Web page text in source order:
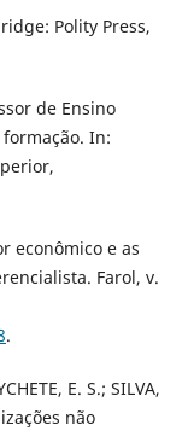
Polity Press,
de Ensino
In:
econômico e as
Farol, v.
.
E. S.; SILVA,
não